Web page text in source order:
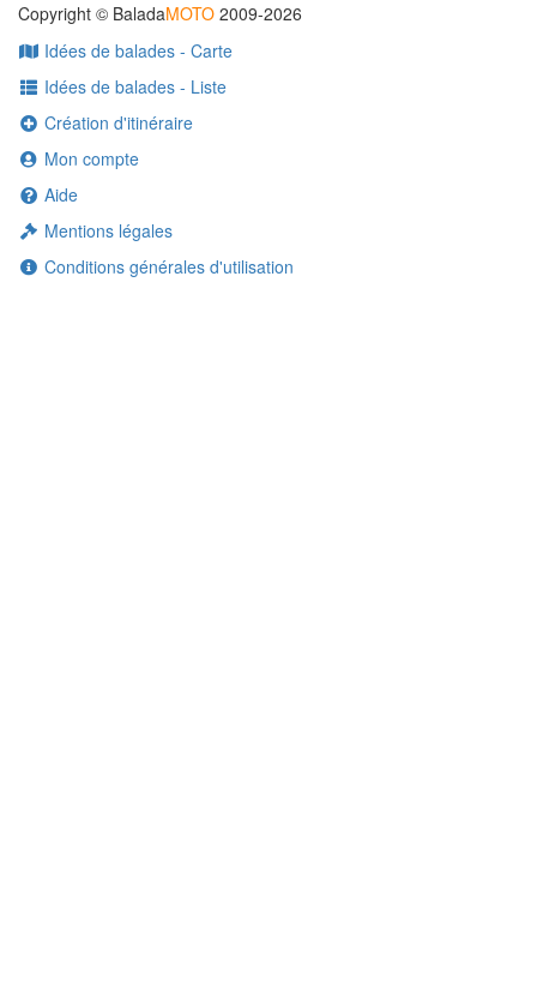
Copyright © BaladaMOTO 2009-2026
Idées de balades - Carte
Idées de balades - Liste
Création d'itinéraire
Mon compte
Aide
Mentions légales
Conditions générales d'utilisation